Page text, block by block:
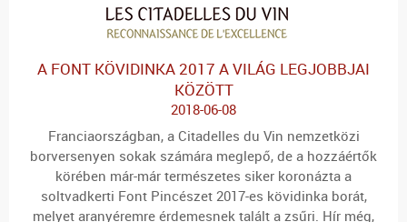
A FONT KÖVIDINKA 2017 A VILÁG LEGJOBBJAI
KÖZÖTT
2018-06-08
Franciaországban, a Citadelles du Vin nemzetközi
borversenyen sokak számára meglepő, de a hozzáértők
körében már-már természetes siker koronázta a
soltvadkerti Font Pincészet 2017-es kövidinka borát,
melyet aranyéremre érdemesnek talált a zsűri. Hír még,